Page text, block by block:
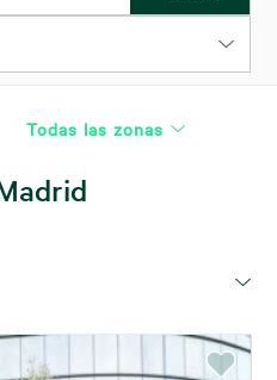
Todas las zonas